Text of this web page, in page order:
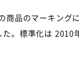
品のマーキング
。標準化は 2010